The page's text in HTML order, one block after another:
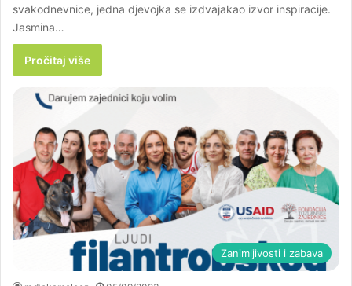
svakodnevnice, jedna djevojka se izdvajakao izvor inspiracije.
Jasmina…
Pročitaj više
Zanimljivosti i zabava